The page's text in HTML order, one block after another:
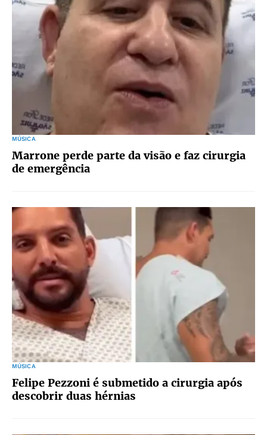
MÚSICA
Marrone perde parte da visão e faz cirurgia
de emergência
MÚSICA
Felipe Pezzoni é submetido a cirurgia após
descobrir duas hérnias